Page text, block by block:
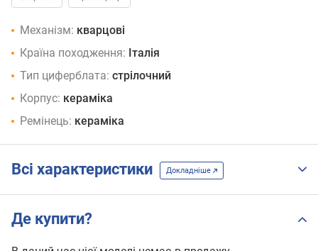
Механізм: кварцові
Країна походження: Італія
Тип циферблата: стрілочний
Корпус: кераміка
Ремінець: кераміка
Всі характеристики Докладніше
Де купити?